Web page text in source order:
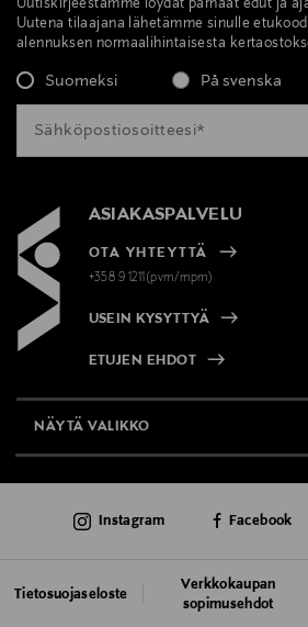
Uutiskirjeestämme löydät parhaat edut ja
Uutena tilaajana lähetämme sinulle
alennuksen normaalihintaisesta
Suomeksi På svenska
ASIAKASPALVELU
OTA YHTEYTTÄ
+358 9 1211(pvm/mpm)
USEIN KYSYTTYÄ
ETUJEN EHDOT
NÄYTÄ VALIKKO
AJANKOHTAISTA
Tietosuojaseloste
Verkkokaupan
sopimusehdot
Instagram Facebook